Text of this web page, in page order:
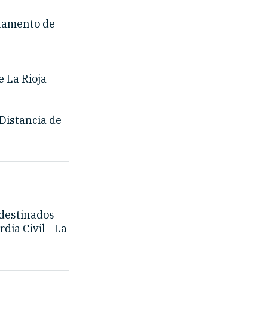
de
La Rioja
de
Civil - La